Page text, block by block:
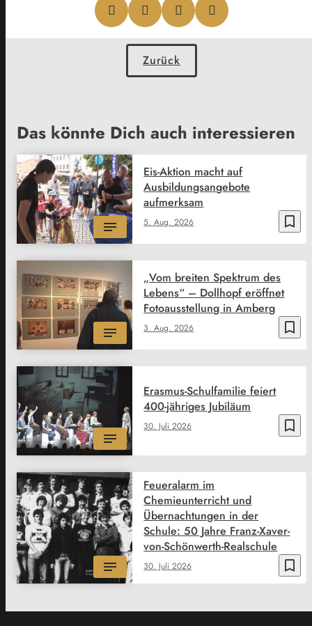
Zurück
Das könnte Dich auch interessieren
bookmark_border
5. Aug. 2026
Eis-Aktion macht auf
Ausbildungsangebote
aufmerksam
bookmark_border
3. Aug. 2026
„Vom breiten Spektrum des
Lebens“ – Dollhopf eröffnet
Fotoausstellung in Amberg
bookmark_border
30. Juli 2026
Erasmus-Schulfamilie feiert
400-jähriges Jubiläum
bookmark_border
30. Juli 2026
Feueralarm im
Chemieunterricht und
Übernachtungen in der
Schule: 50 Jahre Franz-Xaver-
von-Schönwerth-Realschule